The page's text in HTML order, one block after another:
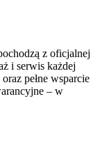
z oficjalnej
i serwis każdej
pełne wsparcie
– w